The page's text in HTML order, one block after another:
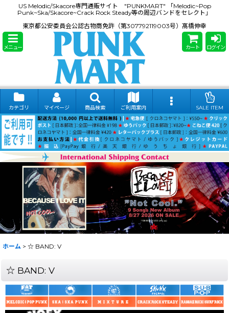
US Melodic/Skacore専門通販サイト "PUNKMART" 「Melodic~Pop
Punk~Ska/Skacore~Crack Rock Steady等の周辺バンドをセレクト」
東京都公安委員会公認古物商免許（第307792119003号）髙橋伸幸
メニュー カート ログイン
カテゴリ マイページ 商品検索 ご利用案内 SALE ITEM
ホーム > ☆ BAND: V
☆ BAND: V